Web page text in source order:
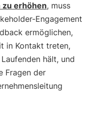
erhöhen, muss
Engagement
ermöglichen,
in Kontakt treten,
hält, und
Fragen der